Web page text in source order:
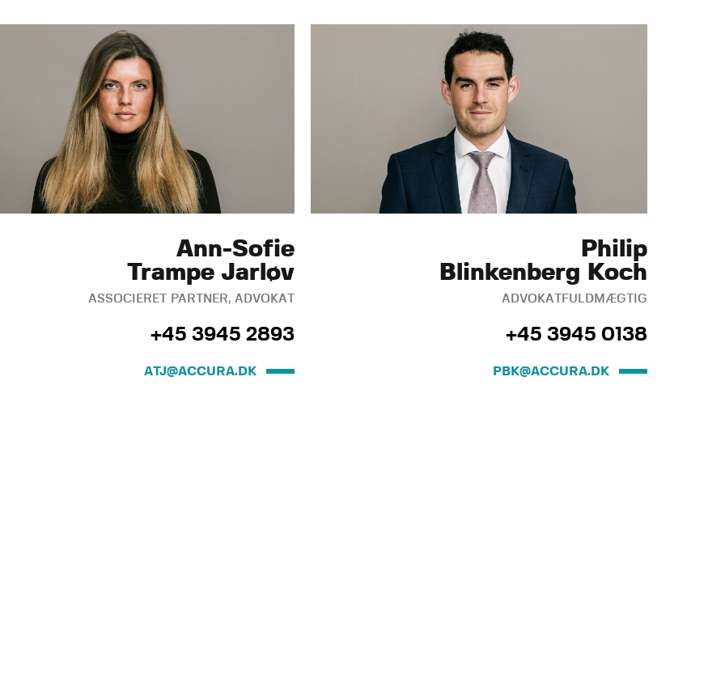
Ann-Sofie
Trampe Jarløv
ASSOCIERET PARTNER, ADVOKAT
+45 3945 2893
ATJ@ACCURA.DK
Philip
Blinkenberg Koch
ADVOKATFULDMÆGTIG
+45 3945 0138
PBK@ACCURA.DK